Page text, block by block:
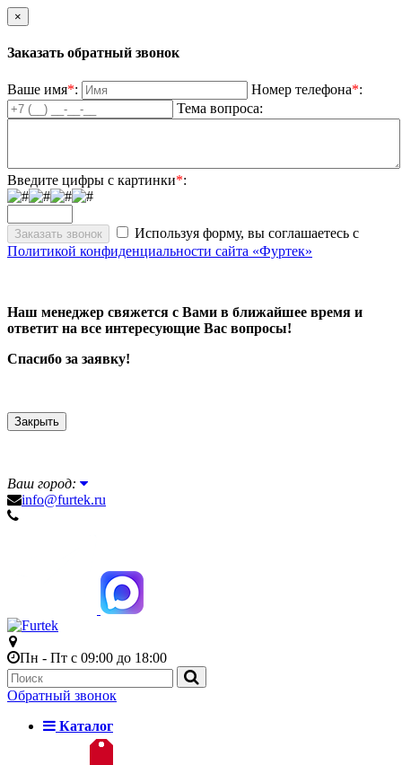
×
Заказать обратный звонок
Ваше имя*: Номер телефона*:
Тема вопроса:
Введите цифры с картинки*:
Используя форму, вы соглашаетесь с
Политикой конфиденциальности сайта «Фуртек»
Наш менеджер свяжется с Вами в ближайшее время и
ответит на все интересующие Вас вопросы!
Спасибо за заявку!
Закрыть
Ваш город:
info@furtek.ru
Пн - Пт с 09:00 до 18:00
Обратный звонок
Каталог